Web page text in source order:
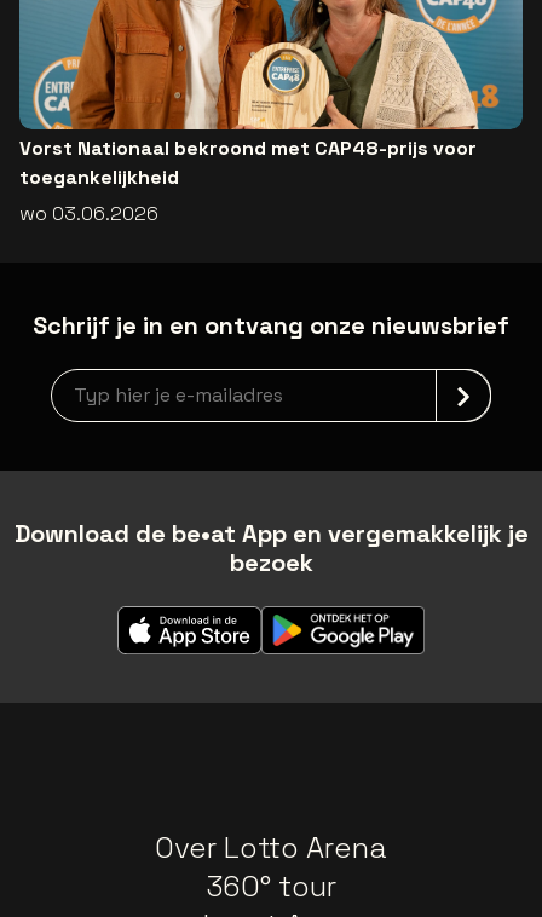
Vorst Nationaal bekroond met CAP48-prijs voor
toegankelijkheid
wo 03.06.2026
Schrijf je in en ontvang onze nieuwsbrief
Nieuwsbrief aanmelding
Download de be•at App en vergemakkelijk je
bezoek
Over Lotto Arena
360° tour